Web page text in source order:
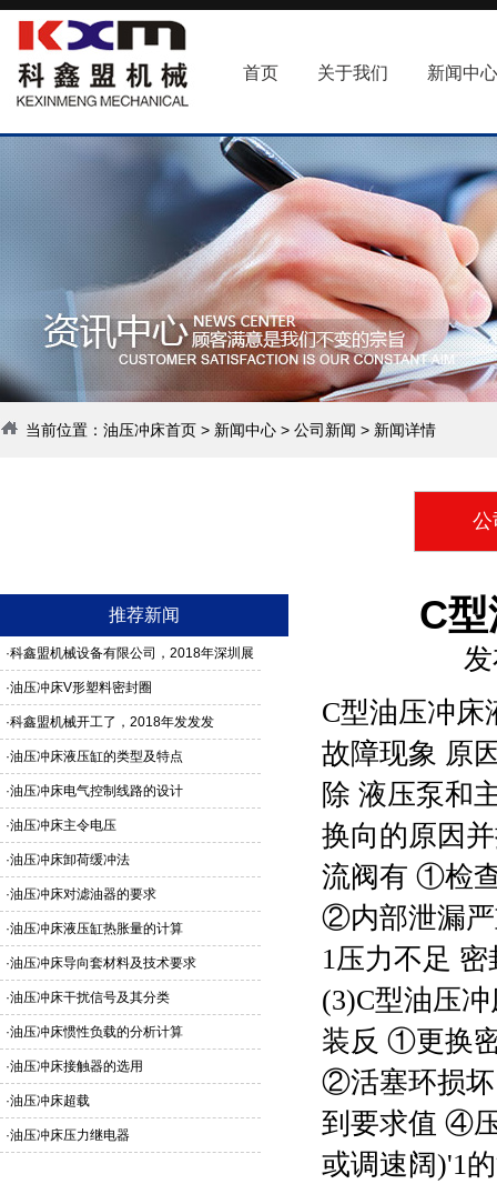
首页 关于我们 新闻中心
当前位置： 油压冲床首页 > 新闻中心 > 公司新闻 > 新闻详情
公
推荐新闻
·科鑫盟机械设备有限公司，2018年深圳展
馆3G24号，欢迎新老客户莅临参观
·油压冲床V形塑料密封圈
·科鑫盟机械开工了，2018年发发发
·油压冲床液压缸的类型及特点
·油压冲床电气控制线路的设计
·油压冲床主令电压
·油压冲床卸荷缓冲法
·油压冲床对滤油器的要求
·油压冲床液压缸热胀量的计算
·油压冲床导向套材料及技术要求
·油压冲床干扰信号及其分类
·油压冲床惯性负载的分析计算
·油压冲床接触器的选用
·油压冲床超载
·油压冲床压力继电器
C
C型油压冲床
故障现象 原
除 液压泵和
换向的原因
流阀有 ①检
②内部泄漏严
1压力不足 密
(3)C型油压冲
装反 ①更换
②活塞环损
到要求值 ④
或调速阔)'1